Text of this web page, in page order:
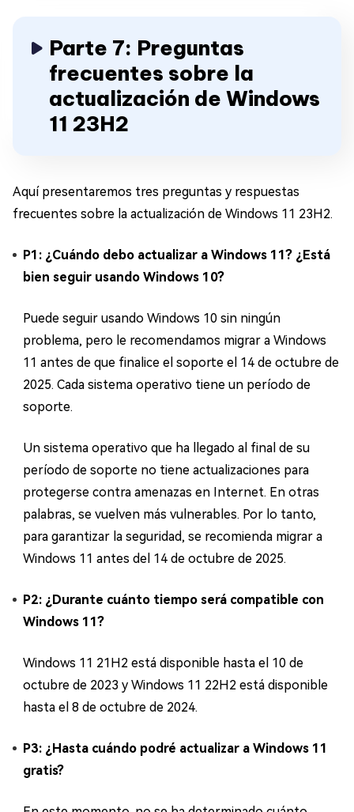
Parte 7: Preguntas
frecuentes sobre la
actualización de Windows
11 23H2
Aquí presentaremos tres preguntas y respuestas
frecuentes sobre la actualización de Windows 11 23H2.
P1: ¿Cuándo debo actualizar a Windows 11? ¿Está
bien seguir usando Windows 10?
Puede seguir usando Windows 10 sin ningún
problema, pero le recomendamos migrar a Windows
11 antes de que finalice el soporte el 14 de octubre de
2025. Cada sistema operativo tiene un período de
soporte.
Un sistema operativo que ha llegado al final de su
período de soporte no tiene actualizaciones para
protegerse contra amenazas en Internet. En otras
palabras, se vuelven más vulnerables. Por lo tanto,
para garantizar la seguridad, se recomienda migrar a
Windows 11 antes del 14 de octubre de 2025.
P2: ¿Durante cuánto tiempo será compatible con
Windows 11?
Windows 11 21H2 está disponible hasta el 10 de
octubre de 2023 y Windows 11 22H2 está disponible
hasta el 8 de octubre de 2024.
P3: ¿Hasta cuándo podré actualizar a Windows 11
gratis?